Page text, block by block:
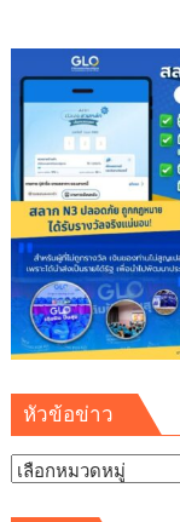
หัวข้อข่าว
หัวข้อ